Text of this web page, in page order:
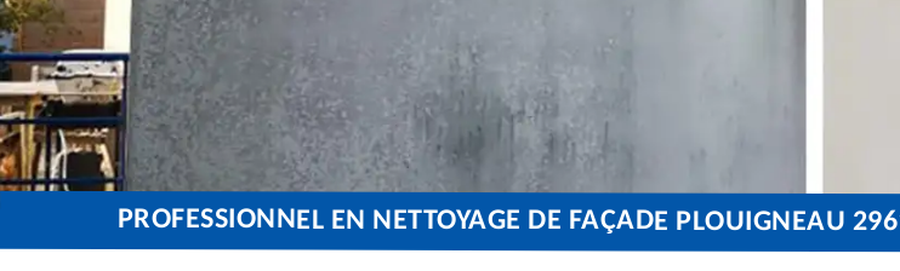
PROFESSIONNEL EN NETTOYAGE DE FAÇADE PLOUIGNEAU